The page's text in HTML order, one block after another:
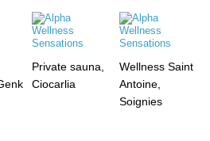
Private sauna,
Ciocarlia
Wellness Saint
Antoine,
Soignies